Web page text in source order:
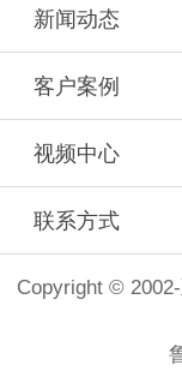
新闻动态
客户案例
视频中心
联系方式
Copyright ©